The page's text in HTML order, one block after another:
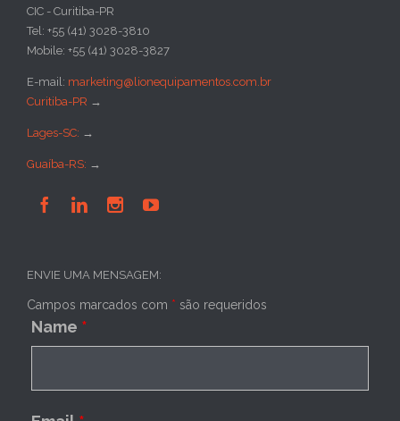
CIC - Curitiba-PR
Tel: +55 (41) 3028-3810
Mobile: +55 (41) 3028-3827
E-mail: marketing@lionequipamentos.com.br
Curitiba-PR →
Lages-SC: →
Guaíba-RS: →
   
ENVIE UMA MENSAGEM:
Campos marcados com * são requeridos
Name *